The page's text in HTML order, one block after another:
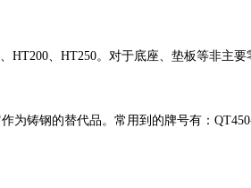
HT200 HT250。对于底座、垫板等非主要
为铸钢的替代品。常用到的牌号有：